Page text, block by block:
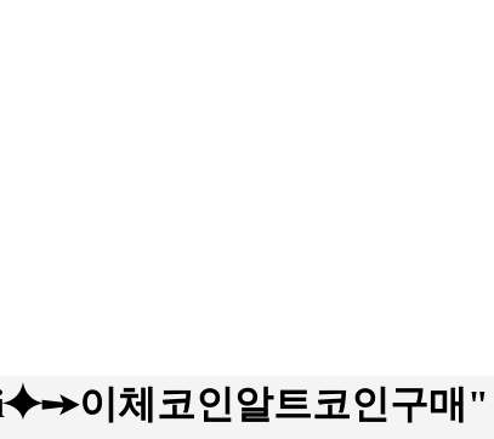
이체코인알트코인구매"